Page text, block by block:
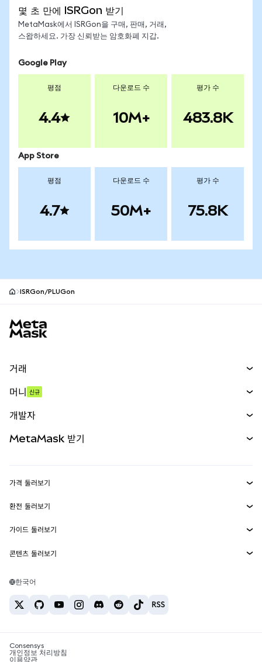
몇 초 만에 ISRGon 받기
MetaMask에서 ISRGon을 구매, 판매, 거래,
스왑하세요. 가장 신뢰받는 암호화폐 지갑.
Google Play
평점
4.4
다운로드 수
10M+
평가 수
483.8K
App Store
평점
4.7
다운로드 수
50M+
평가 수
75.8K
ISRGon/PLUGon
거래
무기한 선물
실물자산
머니 신규
개발자
MetaMask Connect
Snaps
웹3 서비스
MetaMask 받기
보안
고객 지원
채용
가격 둘러보기
이더리움 가격
솔라나 가격
테더 가격
환전 둘러보기
ETH를 USD로 환전
USDT를 INR로 환전
BTC를 INR로 환전
ETH를 USDT로 환전
가이드 둘러보기
ETH 매수
USDT 매수
SHIB 매수
콘텐츠 둘러보기
솔라나 지갑
암호화폐 세금 뉴스
한국어
Consensys
개인정보 처리방침
이용약관